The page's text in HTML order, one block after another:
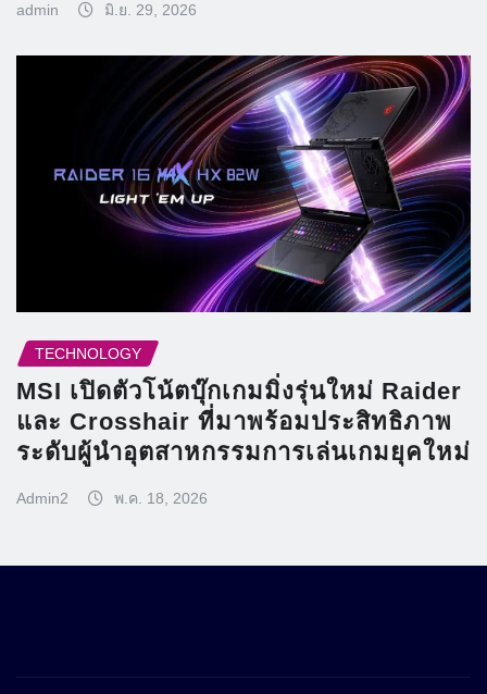
admin มิ.ย. 29, 2026
TECHNOLOGY
MSI เปิดตัวโน้ตบุ๊กเกมมิ่งรุ่นใหม่ Raider
และ Crosshair ที่มาพร้อมประสิทธิภาพ
ระดับผู้นำอุตสาหกรรมการเล่นเกมยุคใหม่
Admin2 พ.ค. 18, 2026